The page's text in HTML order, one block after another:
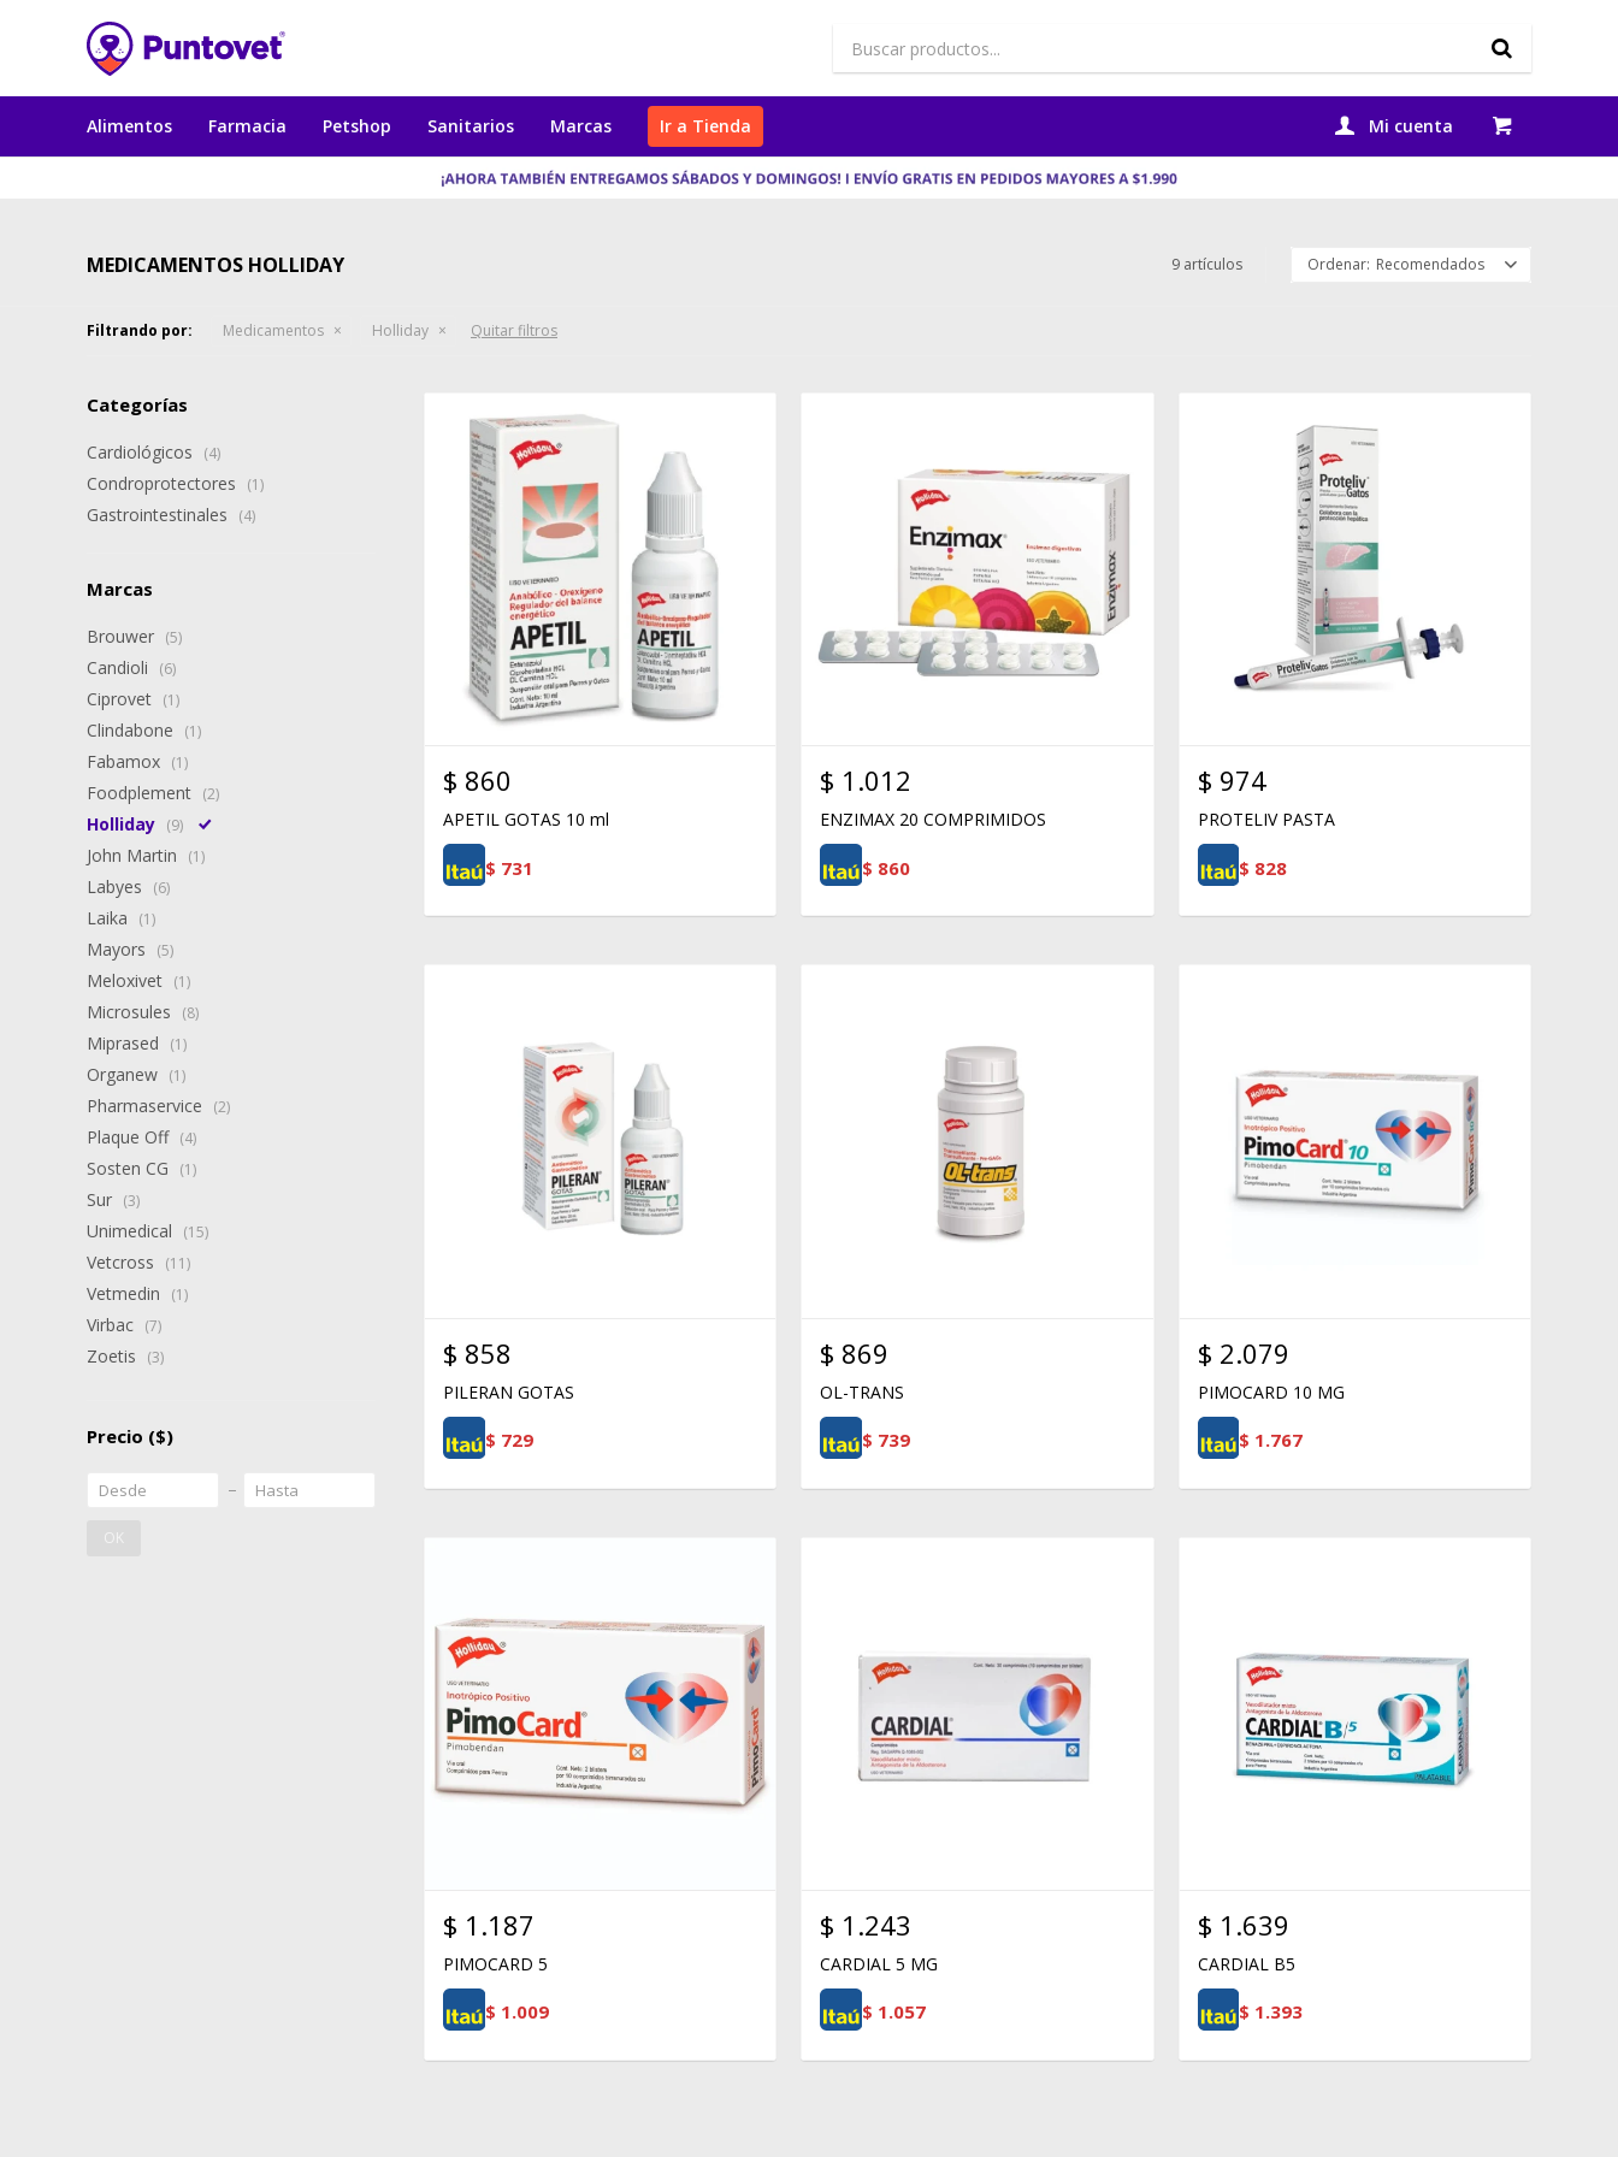
Alimentos Farmacia Petshop Sanitarios Marcas Ir a Tienda
MEDICAMENTOS HOLLIDAY 9 artículos Recomendados
Filtrando por: Medicamentos Holliday Quitar filtros
$ 860
APETIL GOTAS 10 ml
$ 731
$ 1.012
ENZIMAX 20 COMPRIMIDOS
$ 860
$ 974
PROTELIV PASTA
$ 828
$ 858
PILERAN GOTAS
$ 729
$ 869
OL-TRANS
$ 739
$ 2.079
PIMOCARD 10 MG
$ 1.767
$ 1.187
PIMOCARD 5
$ 1.009
$ 1.243
CARDIAL 5 MG
$ 1.057
$ 1.639
CARDIAL B5
$ 1.393
Categorías
Cardiológicos (4)
Condroprotectores (1)
Gastrointestinales (4)
Marcas
Brouwer (5)
Candioli (6)
Ciprovet (1)
Clindabone (1)
Fabamox (1)
Foodplement (2)
Holliday (9)
John Martin (1)
Labyes (6)
Laika (1)
Mayors (5)
Meloxivet (1)
Microsules (8)
Miprased (1)
Organew (1)
Pharmaservice (2)
Plaque Off (4)
Sosten CG (1)
Sur (3)
Unimedical (15)
Vetcross (11)
Vetmedin (1)
Virbac (7)
Zoetis (3)
Precio ($)
OK